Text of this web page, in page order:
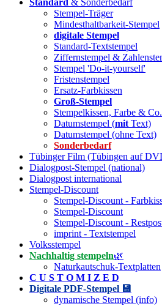
Standard & Sonderbedarf
Stempel-Träger
Mindesthaltbarkeit-Stempel
digitale Stempel
Standard-Textstempel
Ziffernstempel &
Stempel 'Do-it-yourself'
Fristenstempel
Ersatz-Farbkissen
Groß-Stempel
Stempelkissen, Farbe & Co.
Datumstempel (mit Text)
Datumstempel (ohne Text)
Sonderbedarf
Tübinger Film (Tübingen auf
Dialogpost-Stempel (national)
Dialogpost international
Stempel-Discount
Stempel-Discount -
Stempel-Discount
Stempel-Discount -
imprint - Textstempel
Volksstempel
Nachhaltig stempeln🌿
Naturkautschuk-Textplatten
C U S T O M I Z E D
Digitale PDF-Stempel 💾
dynamische Stempel (info)